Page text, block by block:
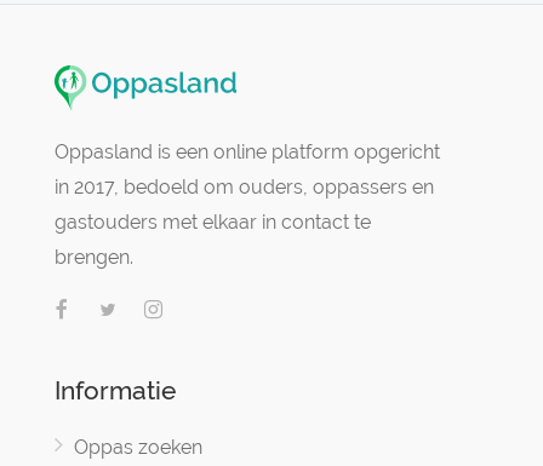
Oppasland is een online platform opgericht
in 2017, bedoeld om ouders, oppassers en
gastouders met elkaar in contact te
brengen.
Informatie
Oppas zoeken